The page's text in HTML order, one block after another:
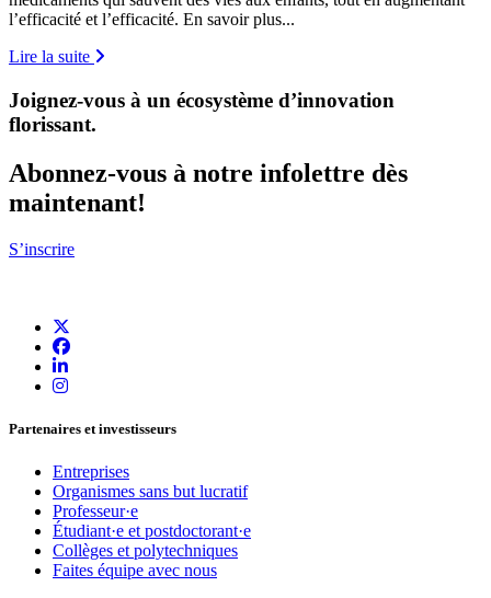
l’efficacité et l’efficacité. En savoir plus...
Lire la suite
Joignez-vous à un écosystème d’innovation
florissant.
Abonnez-vous à notre infolettre dès
maintenant!
S’inscrire
Partenaires et investisseurs
Entreprises
Organismes sans but lucratif
Professeur·e
Étudiant·e et postdoctorant·e
Collèges et polytechniques
Faites équipe avec nous